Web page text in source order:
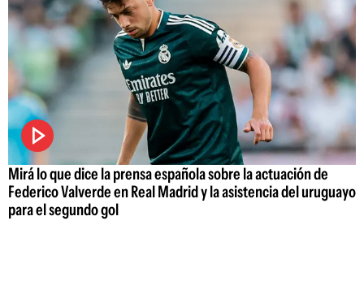
Mirá lo que dice la prensa española sobre la actuación de
Federico Valverde en Real Madrid y la asistencia del uruguayo
para el segundo gol